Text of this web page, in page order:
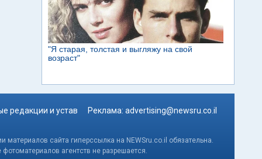
редакции и устав Реклама: advertising@newsru.co.il
сайта гиперссылка на NEWSru.co.il обязательна.
агентств не разрешается.